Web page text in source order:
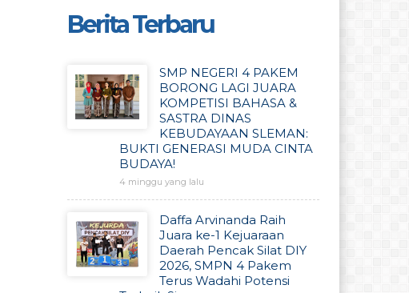
Berita Terbaru
SMP NEGERI 4 PAKEM
BORONG LAGI JUARA
KOMPETISI BAHASA &
SASTRA DINAS
KEBUDAYAAN SLEMAN:
BUKTI GENERASI MUDA CINTA
BUDAYA!
4 minggu yang lalu
Daffa Arvinanda Raih
Juara ke-1 Kejuaraan
Daerah Pencak Silat DIY
2026, SMPN 4 Pakem
Terus Wadahi Potensi